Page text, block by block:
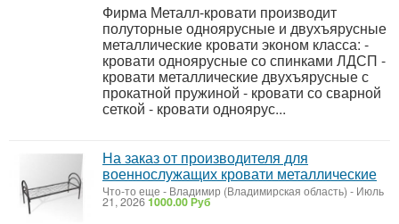
Фирма Металл-кровати производит
полуторные одноярусные и двухъярусные
металлические кровати эконом класса: -
кровати одноярусные со спинками ЛДСП -
кровати металлические двухъярусные с
прокатной пружиной - кровати со сварной
сеткой - кровати одноярус...
На заказ от производителя для
военнослужащих кровати металлические
Что-то еще - Владимир (Владимирская область) - Июль
21, 20261000.00 Руб